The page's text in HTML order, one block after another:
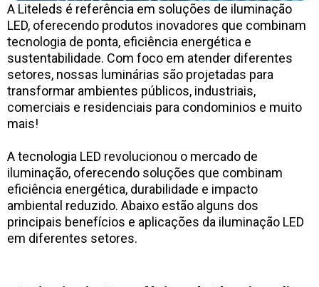
A Liteleds é referência em soluções de iluminação
LED, oferecendo produtos inovadores que combinam
tecnologia de ponta, eficiência energética e
sustentabilidade. Com foco em atender diferentes
setores, nossas luminárias são projetadas para
transformar ambientes públicos, industriais,
comerciais e residenciais para condominios e muito
mais!
A tecnologia LED revolucionou o mercado de
iluminação, oferecendo soluções que combinam
eficiência energética, durabilidade e impacto
ambiental reduzido. Abaixo estão alguns dos
principais benefícios e aplicações da iluminação LED
em diferentes setores.